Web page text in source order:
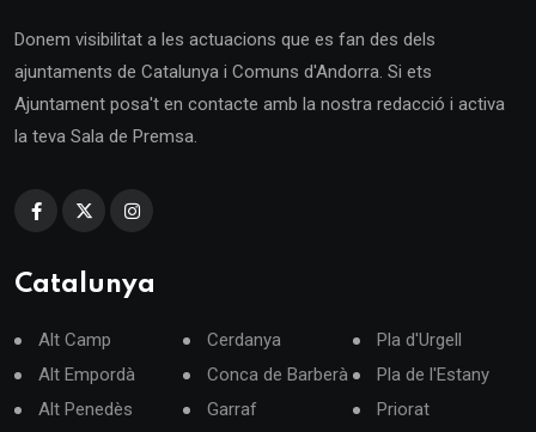
Donem visibilitat a les actuacions que es fan des dels
ajuntaments de Catalunya i Comuns d'Andorra. Si ets
Ajuntament posa't en contacte amb la nostra redacció i activa
la teva Sala de Premsa.
Catalunya
Alt Camp
Alt Empordà
Alt Penedès
Cerdanya
Conca de Barberà
Garraf
Pla d'Urgell
Pla de l'Estany
Priorat